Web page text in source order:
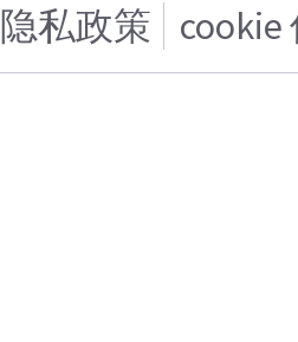
隐私政策 cookie